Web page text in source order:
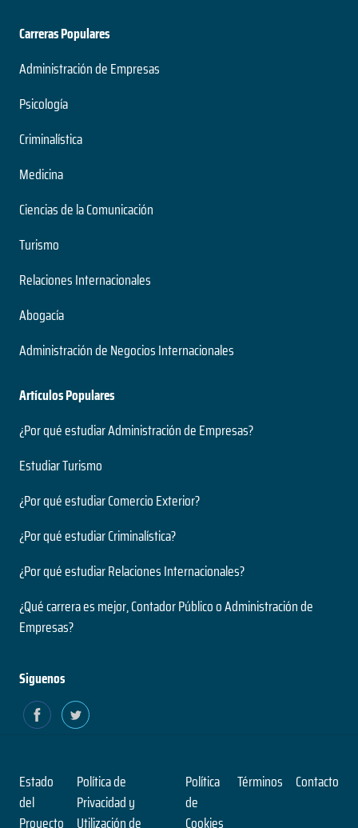
Carreras Populares
Administración de Empresas
Psicología
Criminalística
Medicina
Ciencias de la Comunicación
Turismo
Relaciones Internacionales
Abogacía
Administración de Negocios Internacionales
Artículos Populares
¿Por qué estudiar Administración de Empresas?
Estudiar Turismo
¿Por qué estudiar Comercio Exterior?
¿Por qué estudiar Criminalística?
¿Por qué estudiar Relaciones Internacionales?
¿Qué carrera es mejor, Contador Público o Administración de
Empresas?
Siguenos
Estado
del
Proyecto
Política de
Privacidad y
Utilización de
Política
de
Cookies
Términos Contacto